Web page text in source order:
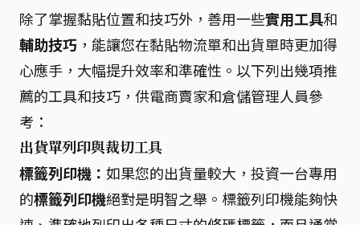
除了掌握黏貼位置和技巧外，善用一些實用工具和
輔助技巧 ，能讓您在黏貼物流單和出貨單時更加得
心應手，大幅提升效率和準確性。以下列出幾項推
薦的工具和技巧，供電商賣家和倉儲管理人員參
考：
出貨單列印與裁切工具
標籤列印機： 如果您的出貨量較大，投資一台專用
的標籤列印機絕對是明智之舉。標籤列印機能夠快